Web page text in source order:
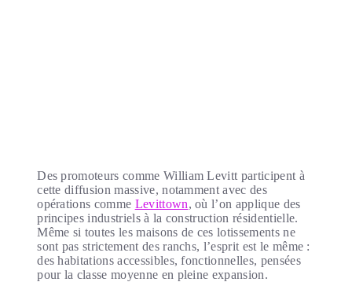
Des promoteurs comme William Levitt participent à
cette diffusion massive, notamment avec des
opérations comme Levittown, où l’on applique des
principes industriels à la construction résidentielle.
Même si toutes les maisons de ces lotissements ne
sont pas strictement des ranchs, l’esprit est le même :
des habitations accessibles, fonctionnelles, pensées
pour la classe moyenne en pleine expansion.